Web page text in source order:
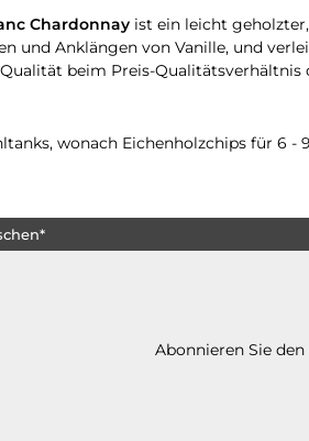
Chardonnay ist ein leicht
und Anklängen von Vanille, und
beim Preis-Qualitätsverhältnis
wonach Eichenholzchips für 6 -
Abonnieren Sie